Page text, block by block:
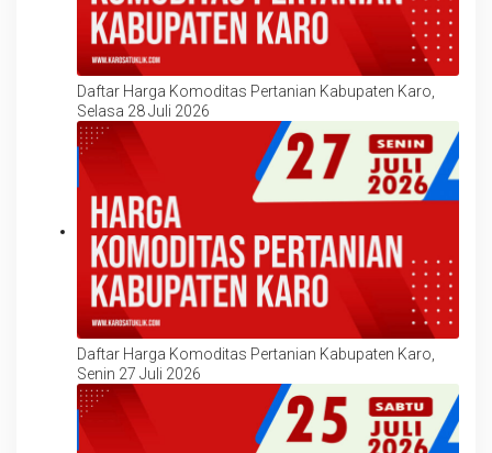
Daftar Harga Komoditas Pertanian Kabupaten Karo,
Selasa 28 Juli 2026
Daftar Harga Komoditas Pertanian Kabupaten Karo,
Senin 27 Juli 2026